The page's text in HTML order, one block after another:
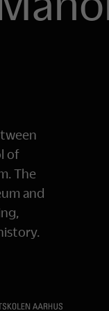
of
The
and